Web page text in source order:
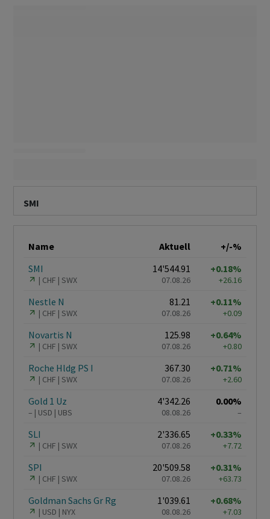
SMI
Name Aktuell
+/-%
SMI
CHF SWX
14'544.91
07.08.26
+0.18%
+26.16
Nestle N
CHF SWX
81.21
07.08.26
+0.11%
+0.09
Novartis N
CHF SWX
125.98
07.08.26
+0.64%
+0.80
Roche Hldg PS I
CHF SWX
367.30
07.08.26
+0.71%
+2.60
Gold 1 Uz
– USD UBS
4'342.26
08.08.26
0.00%
–
SLI
CHF SWX
2'336.65
07.08.26
+0.33%
+7.72
SPI
CHF SWX
20'509.58
07.08.26
+0.31%
+63.73
Goldman Sachs Gr Rg
USD NYX
1'039.61
08.08.26
+0.68%
+7.03